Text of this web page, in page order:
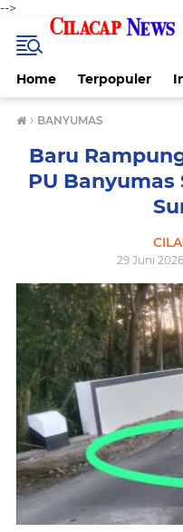
-->
Home Terpopuler
› BANYUMAS
Baru
PU
29 Juni